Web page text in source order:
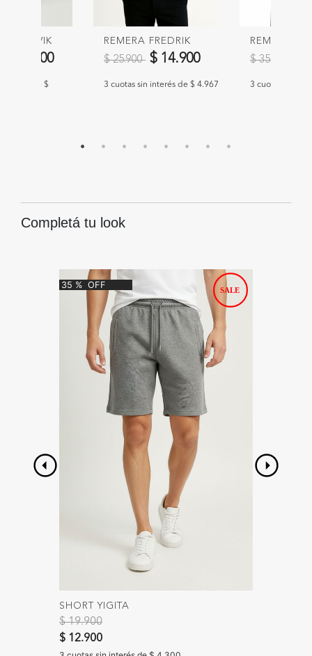
RENVIK
de
$ 39.900
interés de $
REMERA FREDRIK
Precio reducido de
$ 25.900 a$ 14.900
3 cuotas sin interés de $ 4.967
REMERA
Precio
$ 35.900
3 cuotas sin
Completá tu look
35 % OFF
SHORT YIGITA
Precio reducido de
$ 19.900a
$ 12.900